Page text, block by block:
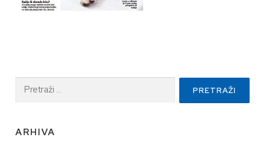
Pretraži:
ARHIVA